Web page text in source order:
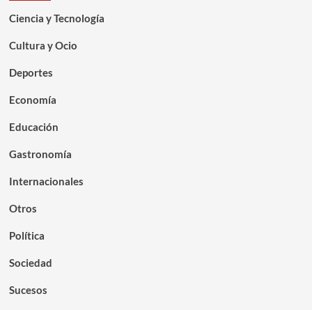
Ciencia y Tecnología
Cultura y Ocio
Deportes
Economía
Educación
Gastronomía
Internacionales
Otros
Política
Sociedad
Sucesos